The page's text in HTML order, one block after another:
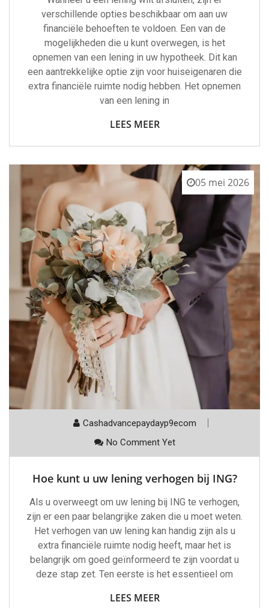
verschillende opties beschikbaar om aan uw
financiële behoeften te voldoen. Een van de
mogelijkheden die u kunt overwegen, is het
opnemen van een lening in uw hypotheek. Dit kan
een aantrekkelijke optie zijn voor huiseigenaren die
extra financiële ruimte nodig hebben. Het opnemen
van een lening in
LEES MEER
05 mei 2026
Cashadvancepaydayp9ecom
No Comment Yet
Hoe kunt u uw lening verhogen bij ING?
Als u overweegt om uw lening bij ING te verhogen,
zijn er een paar belangrijke zaken die u moet weten.
Het verhogen van uw lening kan handig zijn als u
extra financiële ruimte nodig heeft, maar het is
belangrijk om goed geïnformeerd te zijn voordat u
deze stap zet. Ten eerste is het essentieel om
LEES MEER